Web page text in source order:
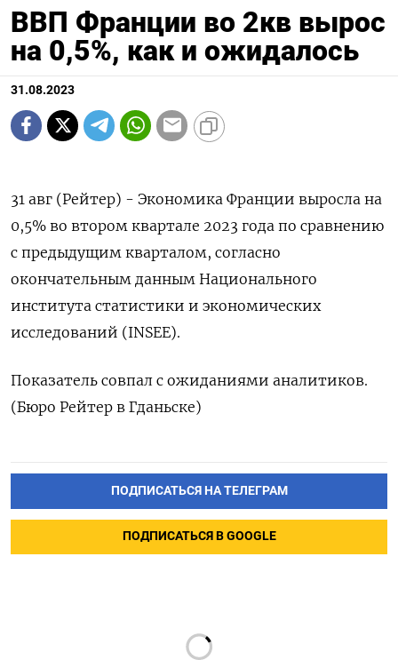
ВВП Франции во 2кв вырос
на 0,5%, как и ожидалось
31.08.2023
31 авг (Рейтер) - Экономика Франции выросла на
0,5% во втором квартале 2023 года по сравнению
с предыдущим кварталом, согласно
окончательным данным Национального
института статистики и экономических
исследований (INSEE).
Показатель совпал с ожиданиями аналитиков.
(Бюро Рейтер в Гданьске)
ПОДПИСАТЬСЯ НА ТЕЛЕГРАМ
ПОДПИСАТЬСЯ В GOOGLE